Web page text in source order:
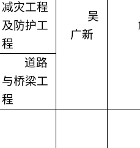
吴
广新
减灾工程
及防护工
程
道路
与桥梁工
程